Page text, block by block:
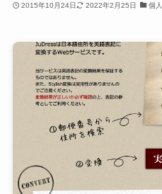
2015年10月24日 2022年2月25日 個